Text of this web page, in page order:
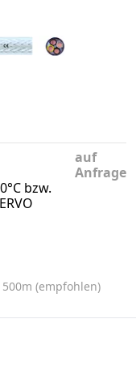
bzw.
auf
Anfrage
(empfohlen)